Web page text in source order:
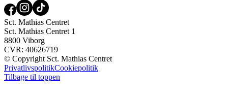
Sct. Mathias Centret
Sct. Mathias Centret 1
8800 Viborg
CVR: 40626719
© Copyright Sct. Mathias Centret
PrivatlivspolitikCookiepolitik
Tilbage til toppen